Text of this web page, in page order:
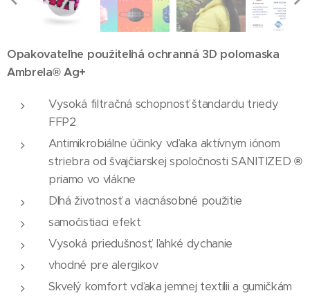
Opakovateľne použiteľná ochranná 3D polomaska
Ambrela® Ag+
Vysoká filtračná schopnosť štandardu triedy
FFP2
Antimikrobiálne účinky vďaka aktívnym iónom
striebra od švajčiarskej spoločnosti SANITIZED ®
priamo vo vlákne
Dlhá životnosť a viacnásobné použitie
samočistiaci efekt
Vysoká priedušnosť, ľahké dychanie
vhodné pre alergikov
Skvelý komfort vďaka jemnej textílii a gumičkám